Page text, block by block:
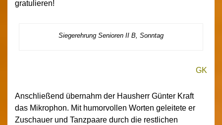
gratulieren!
Siegerehrung Senioren II B, Sonntag
GK
Anschließend übernahm der Hausherr Günter Kraft
das Mikrophon. Mit humorvollen Worten geleitete er
Zuschauer und Tanzpaare durch die restlichen